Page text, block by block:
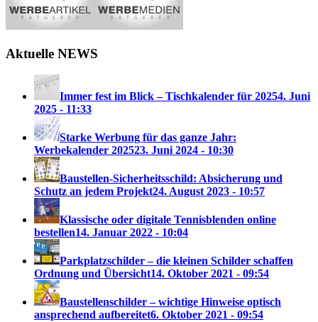
Aktuelle NEWS
Immer fest im Blick – Tischkalender für 20254. Juni
2025 - 11:33
Starke Werbung für das ganze Jahr:
Werbekalender 202523. Juni 2024 - 10:30
Baustellen-Sicherheitsschild: Absicherung und
Schutz an jedem Projekt24. August 2023 - 10:57
Klassische oder digitale Tennisblenden online
bestellen14. Januar 2022 - 10:04
Parkplatzschilder – die kleinen Schilder schaffen
Ordnung und Übersicht14. Oktober 2021 - 09:54
Baustellenschilder – wichtige Hinweise optisch
ansprechend aufbereitet6. Oktober 2021 - 09:54